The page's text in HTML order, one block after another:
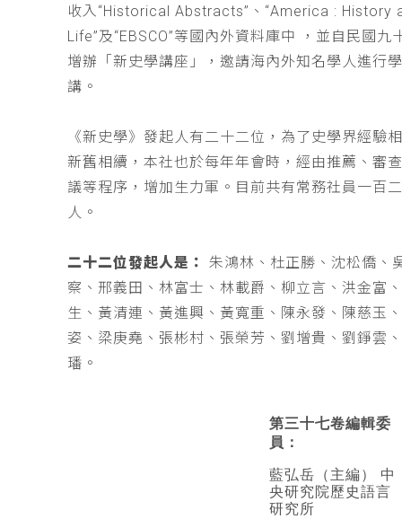
收入“Historical Abstracts”、“America : History
Life”及“EBSCO”等國內外資料庫中 ，並自民國九
增辦「新史學講座」，邀請海內外知名學人進行
講。
《新史學》發起人有二十二位，為了史學界經驗
新舊相續，本社也於每年年會時，經由推薦、審
議等程序，增加生力軍。目前共有常務社員一百
人。
二十二位發起人是：
朱鴻林、杜正勝、沈松僑、
察、邢義田、林富士、林載爵、柳立言、洪金富
生、黃清連、黃進興、黃寬重、陳永發、陳慈玉
姿、梁庚堯、張彬村、張榮芳、劉增貴、劉錚雲
璠。
第三十七卷編輯委
員：
藍弘岳（主編） 中
央研究院歷史語言
研究所